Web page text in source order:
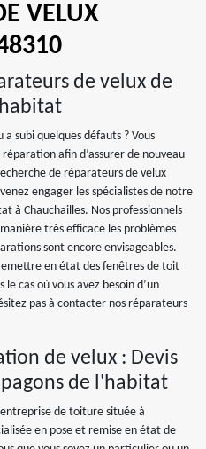
VELUX
de velux de
subi quelques défauts ? Vous
afin d’assurer de nouveau
de réparateurs de velux
engager les spécialistes de notre
à Chauchailles. Nos professionnels
très efficace les problèmes
sont encore envisageables.
en état des fenêtres de toit
cas où vous avez besoin d’un
pas à contacter nos réparateurs
de velux : Devis
de l'habitat
de toiture située à
en pose et remise en état de